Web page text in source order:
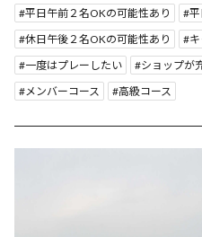
平日午前２名OKの可能性あり
休日午後２名OKの可能性あり
一度はプレーしたい
ショップが
メンバーコース
高級コース